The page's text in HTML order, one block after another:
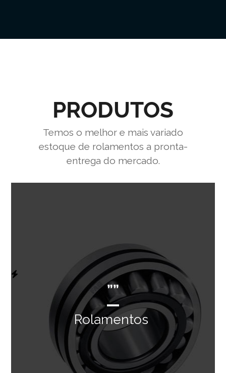
PRODUTOS
Temos o melhor e mais variado
estoque de rolamentos a pronta-
entrega do mercado.
””
Rolamentos